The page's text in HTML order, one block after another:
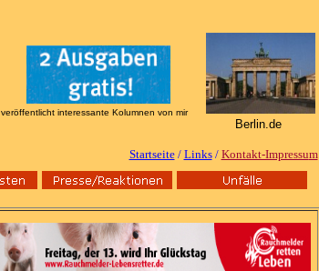
veröffentlicht interessante Kolumnen von mir
Berlin.de
Startseite/ Links/ Kontakt-Impressum